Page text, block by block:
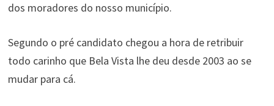
dos moradores do nosso município.
Segundo o pré candidato chegou a hora de retribuir
todo carinho que Bela Vista lhe deu desde 2003 ao se
mudar para cá.